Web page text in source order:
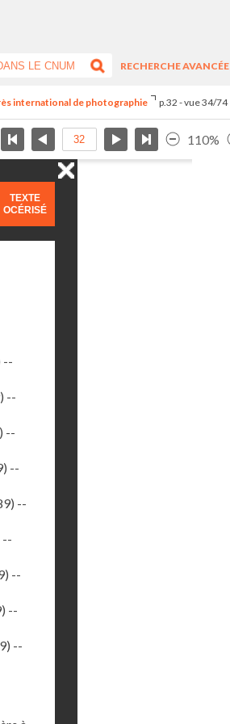
RECHERCHE AVANCÉE
international de photographie p.32 - vue 34/74
110%
TEXTE
OCÉRISÉ
--
--
--
--
--
--
--
--
--